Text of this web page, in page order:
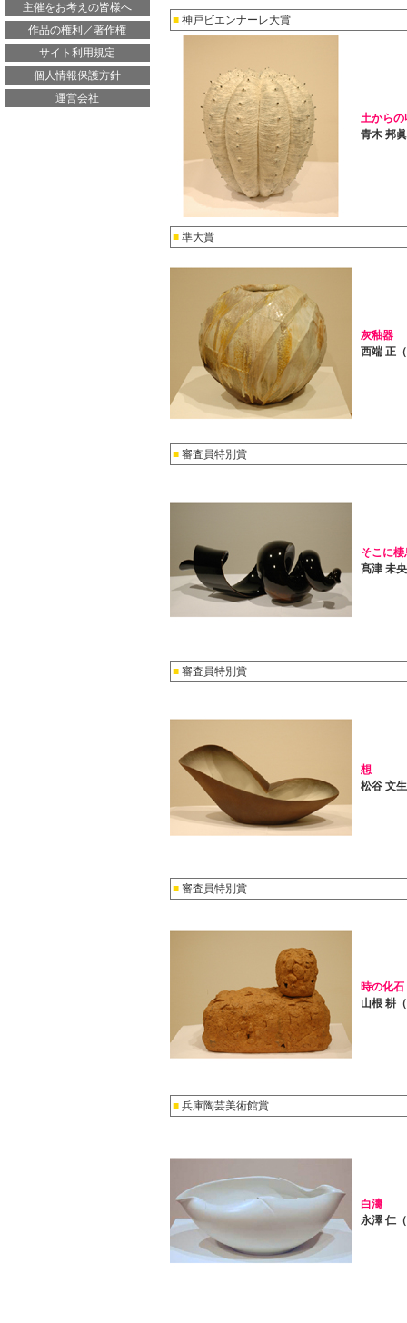
主催をお考えの皆様へ
作品の権利／著作権
サイト利用規定
個人情報保護方針
運営会社
■ 神戸ビエンナーレ大賞
土からの
青木 邦
■ 準大賞
灰釉器
西端 正
■ 審査員特別賞
そこに棲
髙津 未
■ 審査員特別賞
想
松谷 文
■ 審査員特別賞
時の化石
山根 耕
■ 兵庫陶芸美術館賞
白濤
永澤 仁